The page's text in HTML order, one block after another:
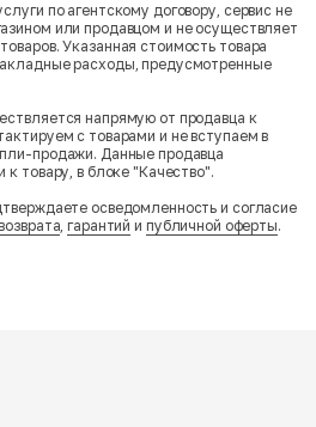
по агентскому договору, сервис не
или продавцом и не осуществляет
Указанная стоимость товара
расходы, предусмотренные
напрямую от продавца к
с товарами и не вступаем в
продажи. Данные продавца
к товару, в блоке "Качество".
осведомленность и согласие
,гарантий и публичной оферты.